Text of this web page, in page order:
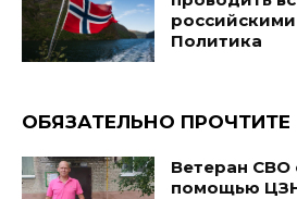
Политика
ОБЯЗАТЕЛЬНО ПРОЧТИТЕ
Ветеран СВО
помощью